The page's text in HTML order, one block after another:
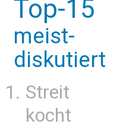
Top-15
meist-
diskutiert
Streit
kocht